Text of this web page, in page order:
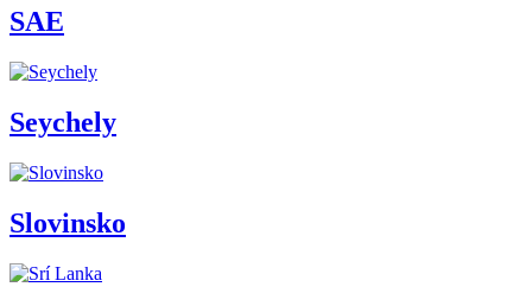
SAE
Seychely
Slovinsko